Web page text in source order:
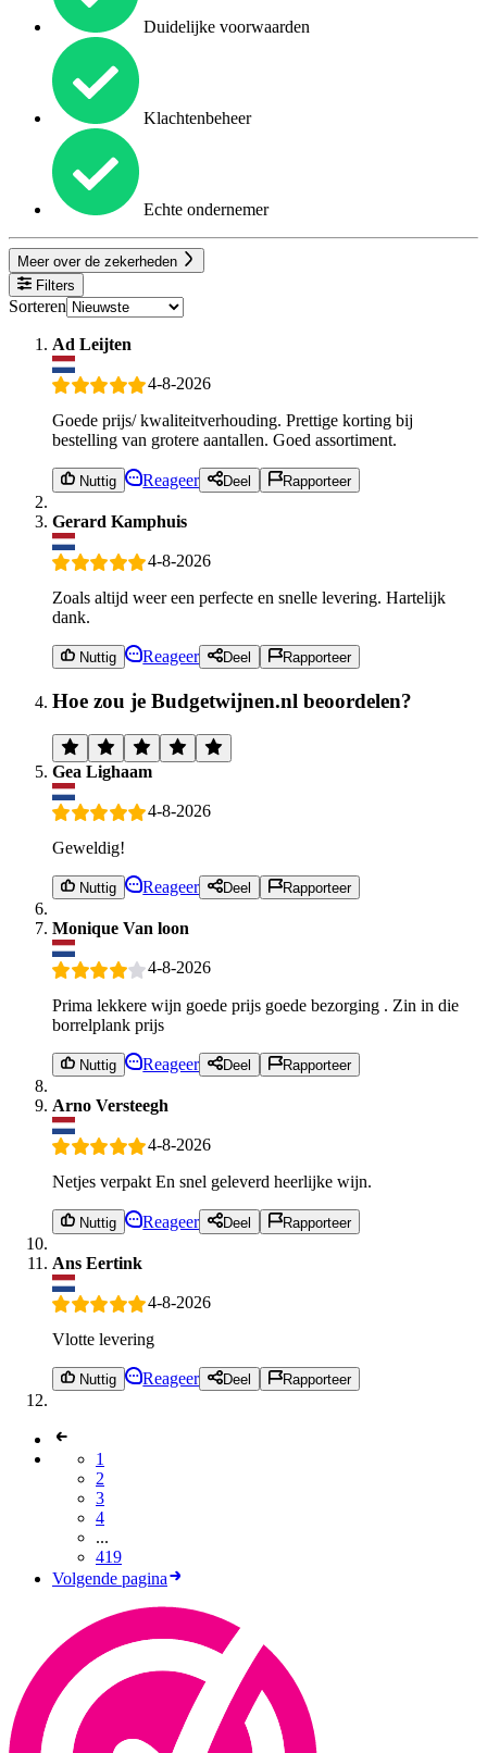
Duidelijke voorwaarden
Klachtenbeheer
Echte ondernemer
Meer over de zekerheden
Filters
Sorteren
Ad Leijten
4-8-2026
Goede prijs/ kwaliteitverhouding. Prettige korting bij
bestelling van grotere aantallen. Goed assortiment.
Nuttig Reageer Deel Rapporteer
Gerard Kamphuis
4-8-2026
Zoals altijd weer een perfecte en snelle levering. Hartelijk
dank.
Nuttig Reageer Deel Rapporteer
Hoe zou je Budgetwijnen.nl beoordelen?
Gea Lighaam
4-8-2026
Geweldig!
Nuttig Reageer Deel Rapporteer
Monique Van loon
4-8-2026
Prima lekkere wijn goede prijs goede bezorging . Zin in die
borrelplank prijs
Nuttig Reageer Deel Rapporteer
Arno Versteegh
4-8-2026
Netjes verpakt En snel geleverd heerlijke wijn.
Nuttig Reageer Deel Rapporteer
Ans Eertink
4-8-2026
Vlotte levering
Nuttig Reageer Deel Rapporteer
1
2
3
4
...
419
Volgende pagina